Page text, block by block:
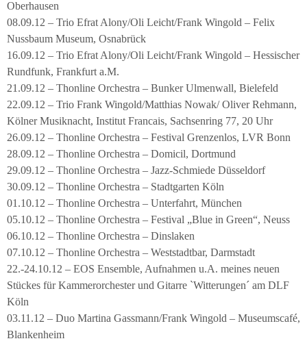
Oberhausen
08.09.12 – Trio Efrat Alony/Oli Leicht/Frank Wingold – Felix
Nussbaum Museum, Osnabrück
16.09.12 – Trio Efrat Alony/Oli Leicht/Frank Wingold – Hessischer
Rundfunk, Frankfurt a.M.
21.09.12 – Thonline Orchestra – Bunker Ulmenwall, Bielefeld
22.09.12 – Trio Frank Wingold/Matthias Nowak/ Oliver Rehmann,
Kölner Musiknacht, Institut Francais, Sachsenring 77, 20 Uhr
26.09.12 – Thonline Orchestra – Festival Grenzenlos, LVR Bonn
28.09.12 – Thonline Orchestra – Domicil, Dortmund
29.09.12 – Thonline Orchestra – Jazz-Schmiede Düsseldorf
30.09.12 – Thonline Orchestra – Stadtgarten Köln
01.10.12 – Thonline Orchestra – Unterfahrt, München
05.10.12 – Thonline Orchestra – Festival „Blue in Green“, Neuss
06.10.12 – Thonline Orchestra – Dinslaken
07.10.12 – Thonline Orchestra – Weststadtbar, Darmstadt
22.-24.10.12 – EOS Ensemble, Aufnahmen u.A. meines neuen
Stückes für Kammerorchester und Gitarre `Witterungen´ am DLF
Köln
03.11.12 – Duo Martina Gassmann/Frank Wingold – Museumscafé,
Blankenheim